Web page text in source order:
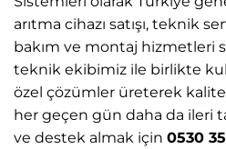
arıtma cihazı satışı, teknik
bakım ve montaj hizmetleri
teknik ekibimiz ile birlikte
özel çözümler üreterek kaliteli
her geçen gün daha da ileri
ve destek almak için 0530